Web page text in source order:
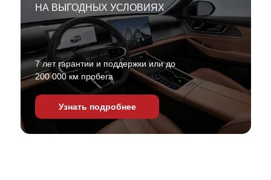
7 лет гарантии и поддержки или до
200 000 км пробега
НА ВЫГОДНЫХ УСЛОВИЯХ
Узнать подробнее